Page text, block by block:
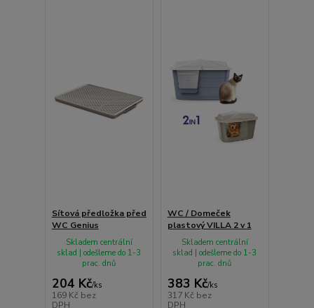
Sítová předložka před
WC Genius
204 Kč/ks
169 Kč bez
DPH
Skladem centrální
sklad | odešleme do 1-3
prac. dnů
WC / Domeček
plastový VILLA 2 v 1
383 Kč/ks
317 Kč bez
DPH
Skladem centrální
sklad | odešleme do 1-3
prac. dnů